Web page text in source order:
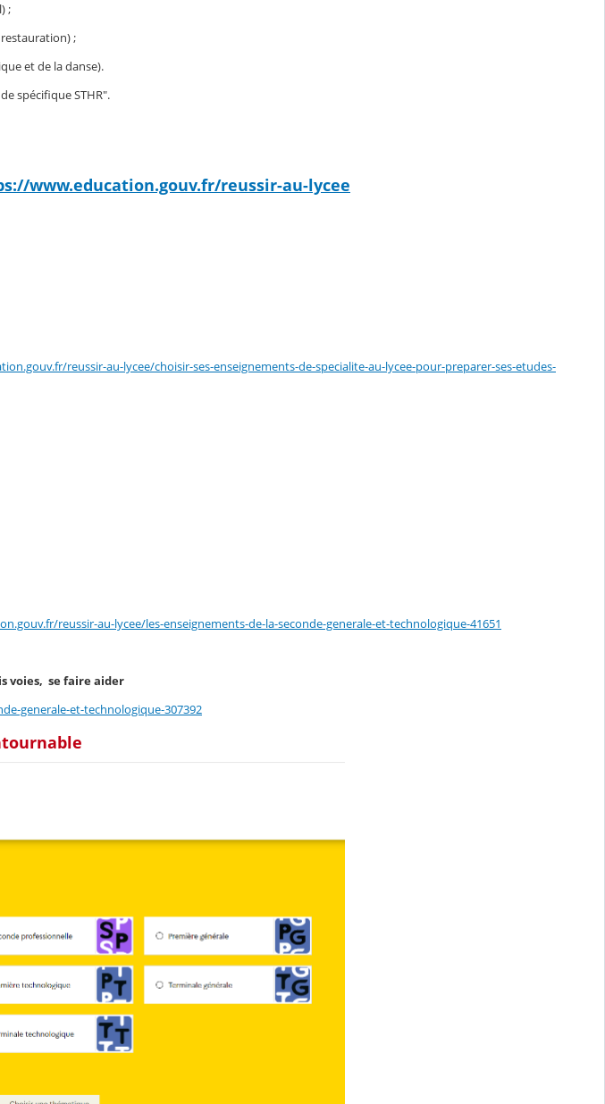
;
;
et de la danse).
spécifique STHR".
www.education.gouv.fr/reussir-au-lycee
reussir-au-lycee/choisir-ses-enseignements-de-specialite-au-lycee-pour-preparer-ses-etudes-
reussir-au-lycee/les-enseignements-de-la-seconde-generale-et-technologique-41651
voies, se faire aider
generale-et-technologique-307392